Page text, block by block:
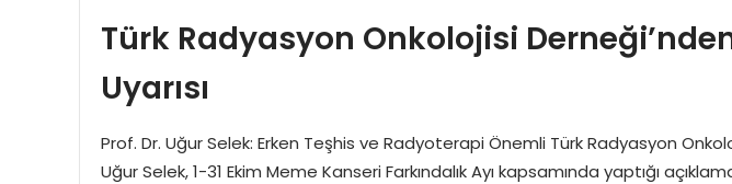
Türk Radyasyon Onkolojisi
Uyarısı
Prof. Dr. Uğur Selek: Erken Teşhis ve Radyoterapi Önemli Türk Radyasyon
Uğur Selek, 1-31 Ekim Meme Kanseri Farkındalık Ayı kapsamında yaptığı